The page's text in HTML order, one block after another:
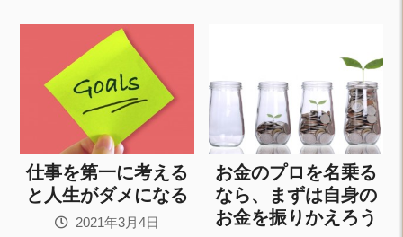
仕事を第一に考える
と人生がダメになる
2021年3月4日
お金のプロを名乗る
なら、まずは自身の
お金を振りかえろう